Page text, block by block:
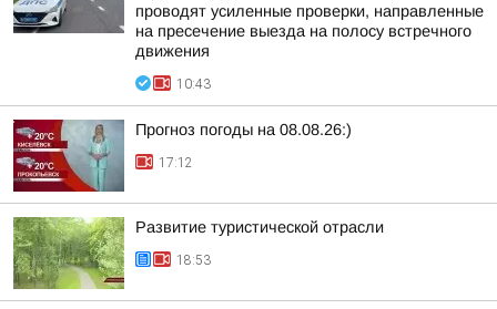
проводят усиленные проверки, направленные
на пресечение выезда на полосу встречного
движения
10:43
Прогноз погоды на 08.08.26:)
17:12
Развитие туристической отрасли
18:53